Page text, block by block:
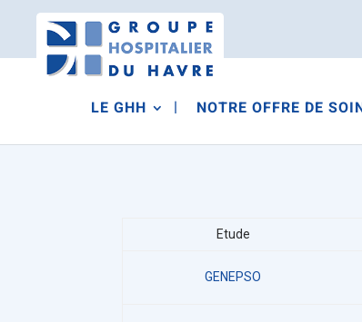
LE GHH NOTRE OFFRE DE
Etude
GENEPSO